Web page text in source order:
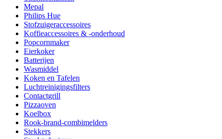
Mepal
Philips Hue
Stofzuigeraccessoires
Koffieaccessoires & -onderhoud
Popcornmaker
Eierkoker
Batterijen
Wasmiddel
Koken en Tafelen
Luchtreinigingsfilters
Contactgrill
Pizzaoven
Koelbox
Rook-brand-combimelders
Stekkers